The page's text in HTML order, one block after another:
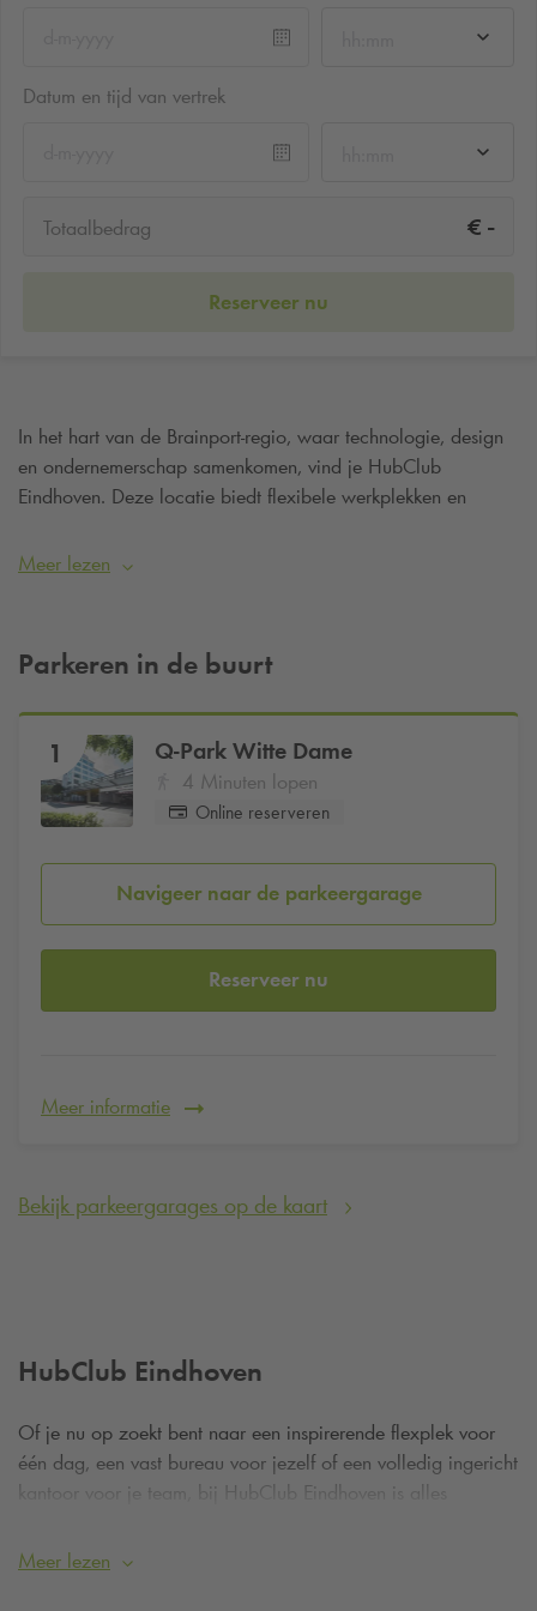
Datum en tijd van vertrek
Totaalbedrag € -
Reserveer nu
In het hart van de Brainport-regio, waar technologie, design
en ondernemerschap samenkomen, vind je HubClub
Eindhoven. Deze locatie biedt flexibele werkplekken en
werken in een omgeving waar creativiteit en innovatie
dan eenvoudig online je parkeerplaats bij
Damevanaf €26 per dag.
Meer lezen
Parkeren in de buurt
1 Q-Park Witte Dame
4 Minuten lopen
Online reserveren
Navigeer naar de parkeergarage
Reserveer nu
Meer informatie
Bekijk parkeergarages op de kaart
HubClub Eindhoven
Of je nu op zoekt bent naar een inspirerende flexplek voor
één dag, een vast bureau voor jezelf of een volledig ingericht
kantoor voor je team, bij HubClub Eindhoven is alles
snelle wifi, vergaderzalen, comfortabele werkplekken en alle
Meer lezen